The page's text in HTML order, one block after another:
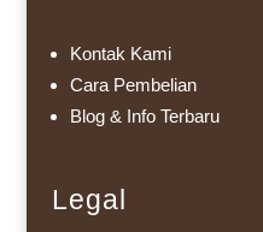
Kontak Kami
Cara Pembelian
Blog & Info Terbaru
Legal